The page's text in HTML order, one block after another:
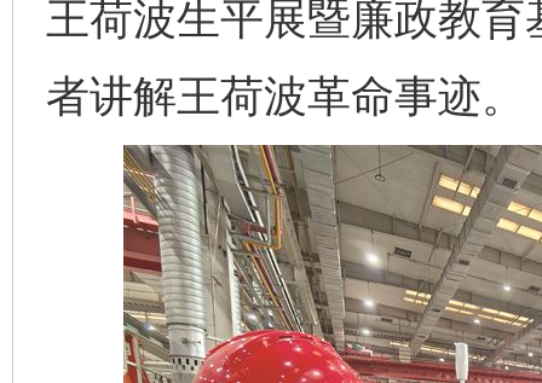
王荷波生平展暨廉政教
者讲解王荷波革命事迹。